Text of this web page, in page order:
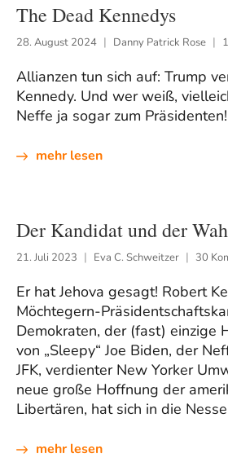
The Dead Kennedys
28. August 2024 Danny Patrick Rose
Allianzen tun sich auf: Trump
Kennedy. Und wer weiß,
Neffe ja sogar zum Präsidenten!
mehr lesen
Der Kandidat und der
21. Juli 2023 Eva C. Schweitzer 30
Er hat Jehova gesagt! Robert
Möchtegern-
Demokraten, der (fast) einzige
von „Sleepy“ Joe Biden, der
JFK, verdienter New Yorker
neue große Hoffnung der
Libertären, hat sich in die
mehr lesen